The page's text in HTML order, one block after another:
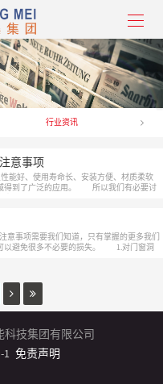
行业资讯
意事项
能好、使用寿命长、安装方便、材质柔软
得到了广泛的应用。 所以我们有必要讨
事项需要我们知道，只有掌握的更多我们
以避免很多不必要的损失。 1.对门窗洞
科技集团有限公司
1 免责声明